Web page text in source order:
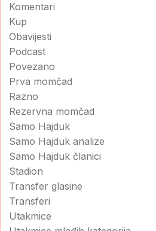
Komentari
Kup
Obavijesti
Podcast
Povezano
Prva momčad
Razno
Rezervna momčad
Samo Hajduk
Samo Hajduk analize
Samo Hajduk članici
Stadion
Transfer glasine
Transferi
Utakmice